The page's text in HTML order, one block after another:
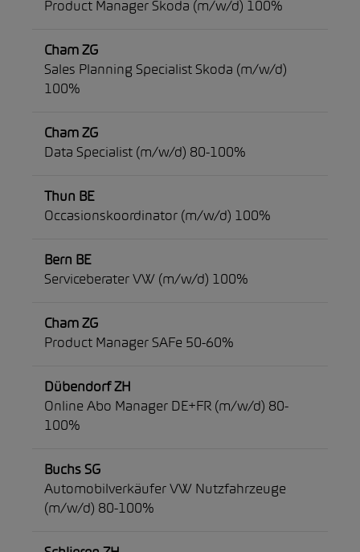
Product Manager Skoda (m/w/d) 100%
Cham ZG
Sales Planning Specialist Skoda (m/w/d)
100%
Cham ZG
Data Specialist (m/w/d) 80-100%
Thun BE
Occasionskoordinator (m/w/d) 100%
Bern BE
Serviceberater VW (m/w/d) 100%
Cham ZG
Product Manager SAFe 50-60%
Dübendorf ZH
Online Abo Manager DE+FR (m/w/d) 80-
100%
Buchs SG
Automobilverkäufer VW Nutzfahrzeuge
(m/w/d) 80-100%